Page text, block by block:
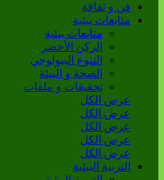
فن و ثقافة
متابعات بيئية
متابعات بيئية
الركن الأخضر
التنوع البيولوجي
الصحة و البيئة
تحقيقات و ملفات
عرض الكل
عرض الكل
عرض الكل
عرض الكل
عرض الكل
التربية البيئية